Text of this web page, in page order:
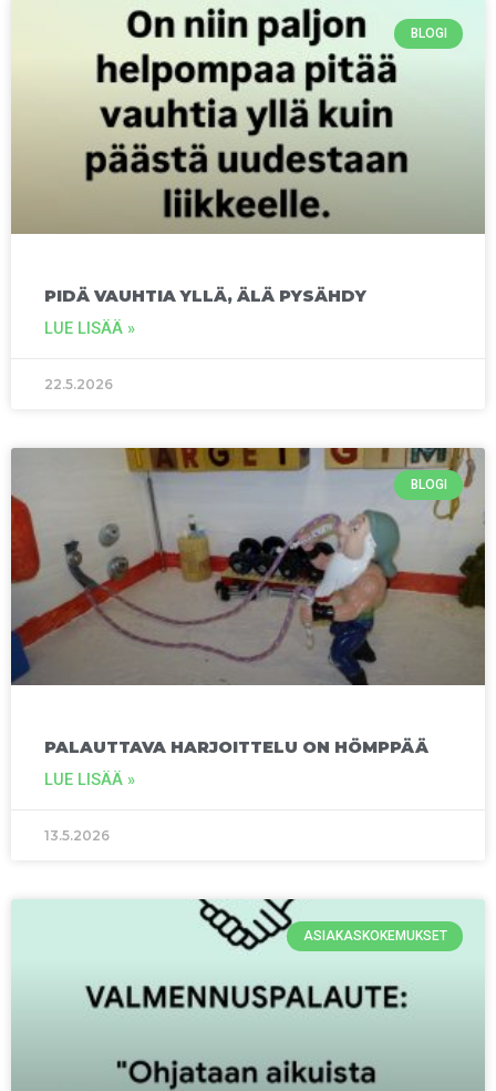
BLOGI
PIDÄ VAUHTIA YLLÄ, ÄLÄ PYSÄHDY
LUE LISÄÄ »
22.5.2026
BLOGI
PALAUTTAVA HARJOITTELU ON HÖMPPÄÄ
LUE LISÄÄ »
13.5.2026
ASIAKASKOKEMUKSET